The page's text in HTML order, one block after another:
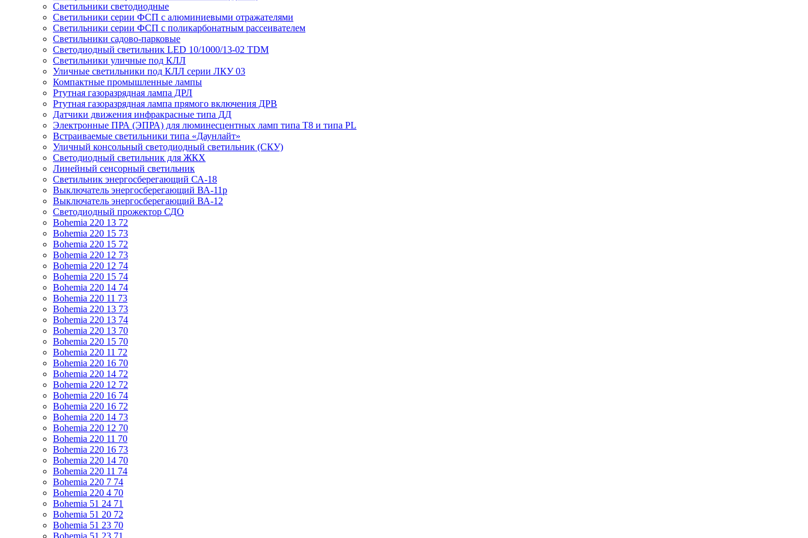
Светильники светодиодные
Светильники серии ФСП с алюминиевыми отражателями
Светильники серии ФСП с поликарбонатным рассеивателем
Светильники садово-парковые
Светодиодный светильник LED 10/1000/13-02 TDM
Светильники уличные под КЛЛ
Уличные светильники под КЛЛ серии ЛКУ 03
Компактные промышленные лампы
Ртутная газоразрядная лампа ДРЛ
Ртутная газоразрядная лампа прямого включения ДРВ
Датчики движения инфракрасные типа ДД
Электронные ПРА (ЭПРА) для люминесцентных ламп типа Т8 и типа PL
Встраиваемые светильники типа «Даунлайт»
Уличный консольный светодиодный светильник (СКУ)
Светодиодный светильник для ЖКХ
Линейный сенсорный светильник
Светильник энергосберегающий СА-18
Выключатель энергосберегающий ВА-11р
Выключатель энергосберегающий ВА-12
Светодиодный прожектор СДО
Bohemia 220 13 72
Bohemia 220 15 73
Bohemia 220 15 72
Bohemia 220 12 73
Bohemia 220 12 74
Bohemia 220 15 74
Bohemia 220 14 74
Bohemia 220 11 73
Bohemia 220 13 73
Bohemia 220 13 74
Bohemia 220 13 70
Bohemia 220 15 70
Bohemia 220 11 72
Bohemia 220 16 70
Bohemia 220 14 72
Bohemia 220 12 72
Bohemia 220 16 74
Bohemia 220 16 72
Bohemia 220 14 73
Bohemia 220 12 70
Bohemia 220 11 70
Bohemia 220 16 73
Bohemia 220 14 70
Bohemia 220 11 74
Bohemia 220 7 74
Bohemia 220 4 70
Bohemia 51 24 71
Bohemia 51 20 72
Bohemia 51 23 70